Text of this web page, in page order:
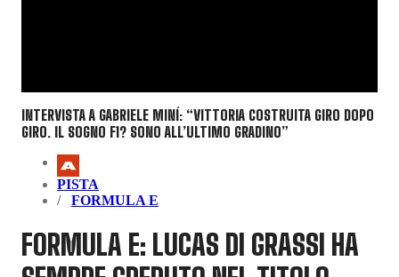
INTERVISTA A GABRIELE MINÍ: “VITTORIA COSTRUITA GIRO DOPO
GIRO. IL SOGNO F1? SONO ALL’ULTIMO GRADINO”
PISTA
FORMULA E
FORMULA E: LUCAS DI GRASSI HA